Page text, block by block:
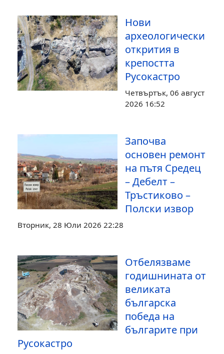
Нови
археологически
открития в
крепостта
Русокастро
Четвъртък, 06 август
2026 16:52
Започва
основен ремонт
на пътя Средец
– Дебелт –
Тръстиково –
Полски извор
Вторник, 28 Юли 2026 22:28
Отбелязваме
годишнината от
великата
българска
победа на
българите при
Русокастро